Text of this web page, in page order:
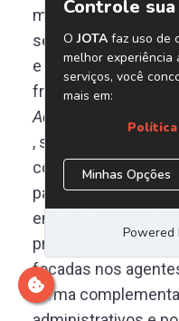
municipal,
sentido moral, de
e sim algo que tem
fragilidades das
Accountability
, seja no sentido
controle, seja no
participação e da
em uma nova
própria corrupção,
focadas nos
forma